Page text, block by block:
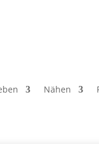
Nähen